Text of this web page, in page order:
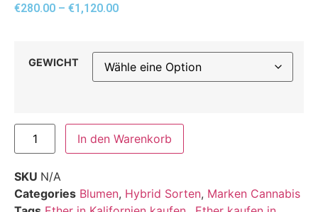
€280.00 – €1,120.00
GEWICHT
In den Warenkorb
SKU N/A
Categories Blumen, Hybrid Sorten, Marken Cannabis